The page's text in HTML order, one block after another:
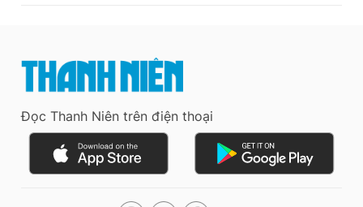
Đọc Thanh Niên trên điện thoại